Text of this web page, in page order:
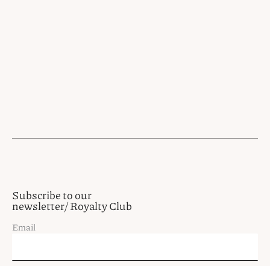
Subscribe to our
newsletter/ Royalty Club
Email